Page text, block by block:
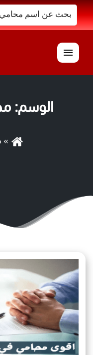
البحث
عن:
القائمة
الوسم: